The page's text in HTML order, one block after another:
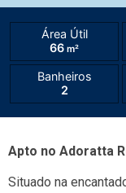
Área Útil
66 m²
Banheiros
2
Apto no Adoratta
Situado na